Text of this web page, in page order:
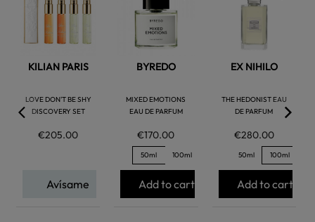
KILIAN PARIS
LOVE DON'T BE SHY
DISCOVERY SET
€205.00
favorite
Avísame
BYREDO
MIXED EMOTIONS
EAU DE PARFUM
€170.00
favorite
50ml 100ml
Add to cart
EX NIHILO
THE HEDONIST EAU
DE PARFUM
€280.00
50ml 100ml
Add to cart